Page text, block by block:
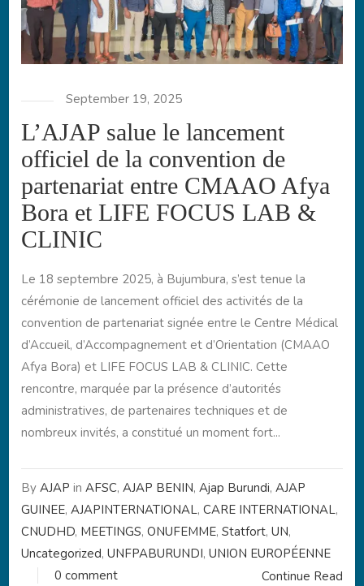
September 19, 2025
L’AJAP salue le lancement
officiel de la convention de
partenariat entre CMAAO Afya
Bora et LIFE FOCUS LAB &
CLINIC
Le 18 septembre 2025, à Bujumbura, s’est tenue la
cérémonie de lancement officiel des activités de la
convention de partenariat signée entre le Centre Médical
d’Accueil, d’Accompagnement et d’Orientation (CMAAO
Afya Bora) et LIFE FOCUS LAB & CLINIC. Cette
rencontre, marquée par la présence d’autorités
administratives, de partenaires techniques et de
nombreux invités, a constitué un moment fort...
Continue Read
By AJAP in AFSC,AJAP BENIN,Ajap Burundi,AJAP
GUINEE,AJAPINTERNATIONAL,CARE INTERNATIONAL,
CNUDHD, MEETINGS,ONUFEMME,Statfort,UN,
Uncategorized,UNFPABURUNDI,UNION EUROPÉENNE
0 comment